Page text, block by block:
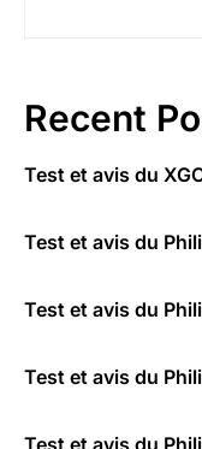
Recent
Test et avis du
Test et avis du
Test et avis du
Test et avis du